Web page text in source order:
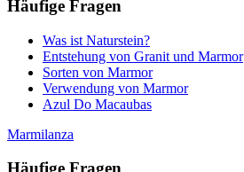
Häufige Fragen
Was ist Naturstein?
Entstehung von Granit und Marmor
Sorten von Marmor
Verwendung von Marmor
Azul Do Macaubas
Marmilanza